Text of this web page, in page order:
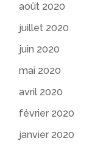
août 2020
juillet 2020
juin 2020
mai 2020
avril 2020
février 2020
janvier 2020